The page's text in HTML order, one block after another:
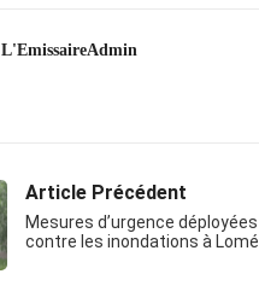
L'EmissaireAdmin
Article Précédent
Mesures d’urgence déployées
contre les inondations à Lomé